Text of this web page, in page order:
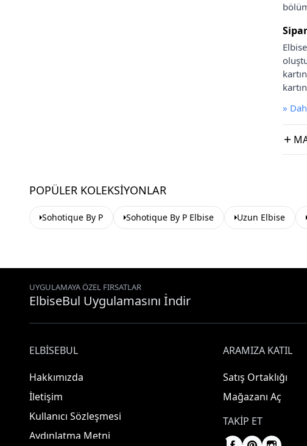
»
POPÜLER KOLEKSIYONLAR
Sohotique By P Sohotique By P Elbise Uzun Elbise
UYGULAMAYA ÖZEL FIRSATLAR
ElbiseBul Uygulamasını İndir
ELBISEBUL
Hakkımızda
İletişim
Kullanıcı Sözleşmesi
Aydınlatma Metni
ARAMIZA KATIL
Satış Ortaklığı
Mağazanı Aç
TAKIP ET